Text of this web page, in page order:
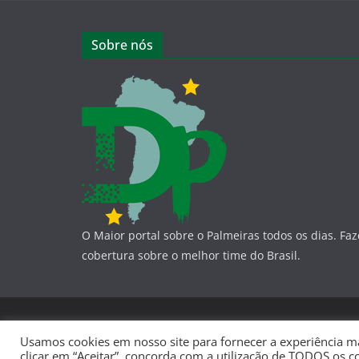
Sobre nós
O Maior portal sobre o Palmeiras todos os dias.
cobertura sobre o melhor time do Brasil.
Tema:ColorMag por ThemeGrill. Powered by
Usamos cookies em nosso site para fornecer a experiência
clicar em “Aceitar”, concorda com a utilização de TODOS os